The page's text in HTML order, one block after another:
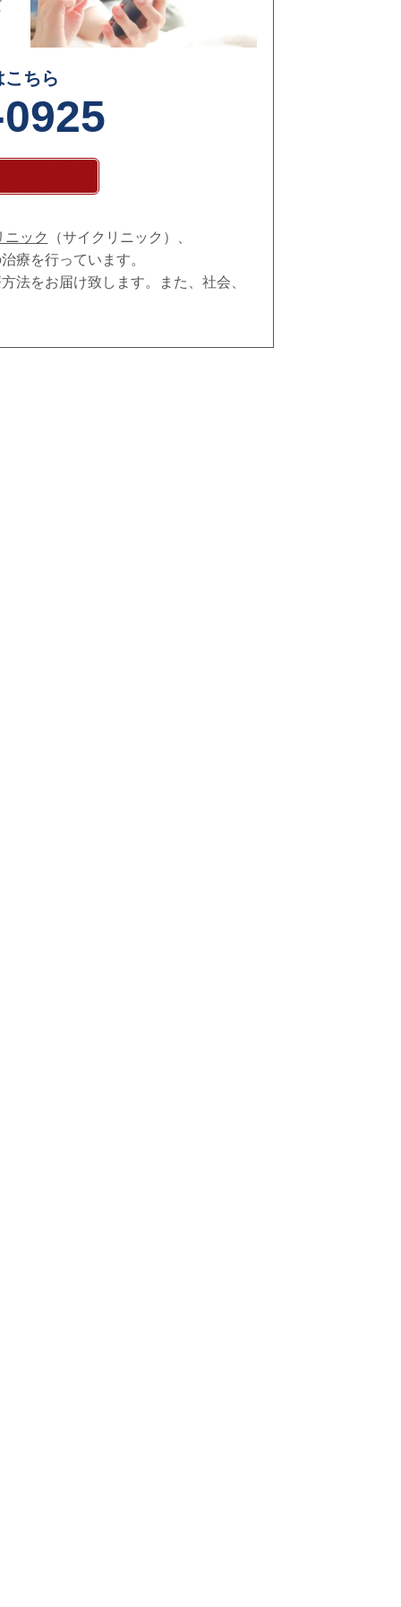
ちら
ニック
（サイクリニック）、
療を行っています。
法をお届け致します。また、社会、